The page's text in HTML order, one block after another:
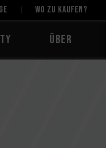
Wo zu kaufen?
Über